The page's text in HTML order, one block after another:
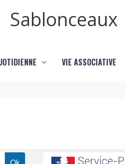
Sablonceaux
VIE ASSOCIATIVE